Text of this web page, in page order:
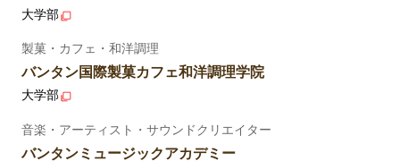
大学部
製菓・カフェ・和洋調理
バンタン国際製菓カフェ和洋調理学院
大学部
音楽・アーティスト・サウンドクリエイター
バンタンミュージックアカデミー